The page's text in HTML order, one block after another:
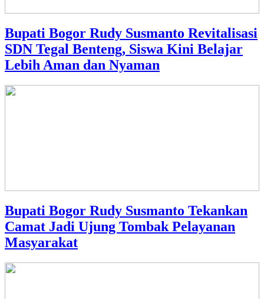
Bupati Bogor Rudy Susmanto Revitalisasi
SDN Tegal Benteng, Siswa Kini Belajar
Lebih Aman dan Nyaman
Bupati Bogor Rudy Susmanto Tekankan
Camat Jadi Ujung Tombak Pelayanan
Masyarakat